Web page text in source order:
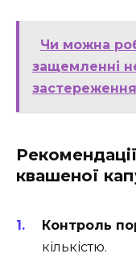
Чи можна
защемленні
застереження
квашеної
Контроль
кількістю.